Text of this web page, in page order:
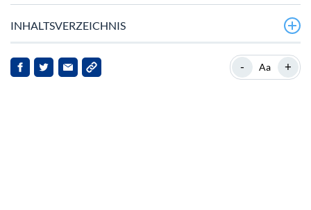
INHALTSVERZEICHNIS
Tethers zunehmende Akzeptanz in globalen Märkten
- Aa +